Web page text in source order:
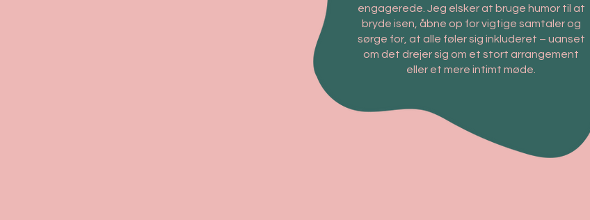
engagerede. Jeg elsker at bruge humor til at
bryde isen, åbne op for vigtige samtaler og
sørge for, at alle føler sig inkluderet – uanset
om det drejer sig om et stort arrangement
eller et mere intimt møde.